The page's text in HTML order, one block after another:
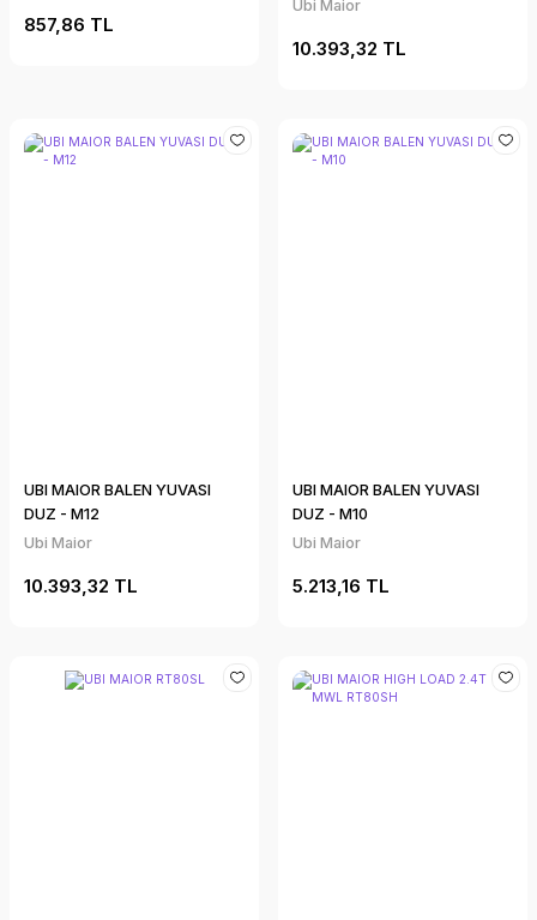
857,86 TL
Ubi Maior
10.393,32 TL
UBI MAIOR BALEN YUVASI
DUZ - M12
Ubi Maior
10.393,32 TL
UBI MAIOR BALEN YUVASI
DUZ - M10
Ubi Maior
5.213,16 TL